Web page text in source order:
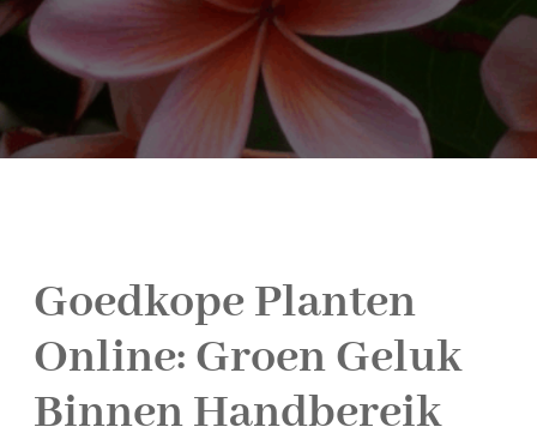
Goedkope Planten
Online: Groen Geluk
Binnen Handbereik